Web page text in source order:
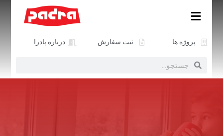
پروژه ها ثبت سفارش درباره پادرا